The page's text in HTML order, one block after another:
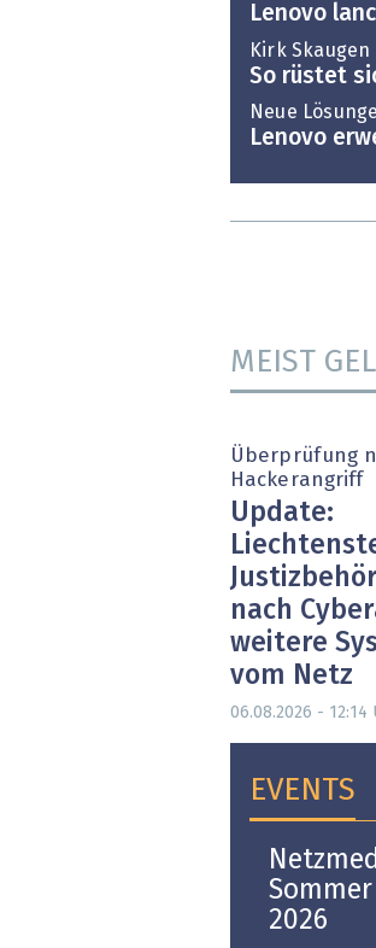
Lenovo
Kirk
So rüstet
Neue
Lenovo
MEIST
Überprüfung
Hackerangriff
Update:
nach
weitere
vom Netz
06.08.2026 - 12:14
EVENTS
2026